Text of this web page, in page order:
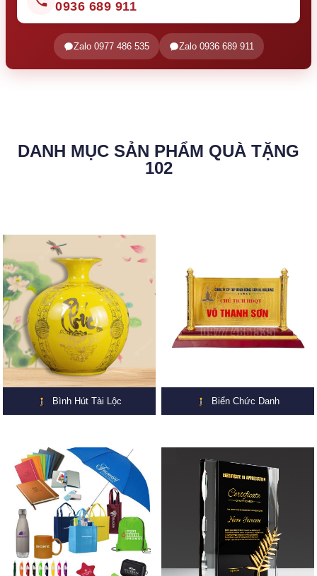
0936 689 911
Zalo 0977 486 535 Zalo 0936 689 911
DANH MỤC SẢN PHẨM QUÀ TẶNG
102
Bình Hút Tài Lộc Biển Chức Danh